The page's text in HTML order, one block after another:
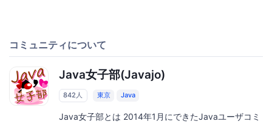
コミュニティについて
Java女子部(Javajo)
842人 東京 Java
Java女子部とは 2014年1月にできたJavaユーザコミ